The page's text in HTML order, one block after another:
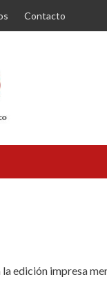
Contacto
edición impresa